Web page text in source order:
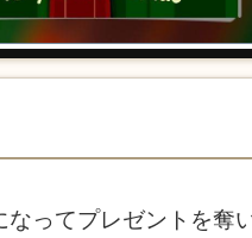
なってプレゼントを奪